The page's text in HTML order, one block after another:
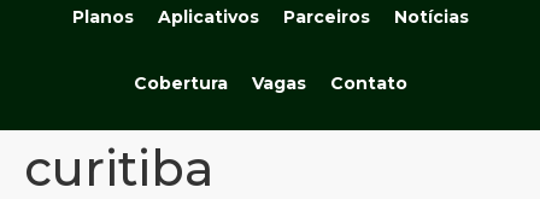
Planos Aplicativos Parceiros Notícias
Cobertura Vagas Contato
curitiba